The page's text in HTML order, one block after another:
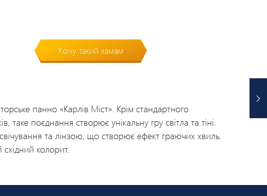
Хочу такий хамам
панно «Карлів Міст». Крім стандартного
таке поєднання створює унікальну гру світла та тіні.
та лінзою, що створює ефект граючих хвиль.
колорит.